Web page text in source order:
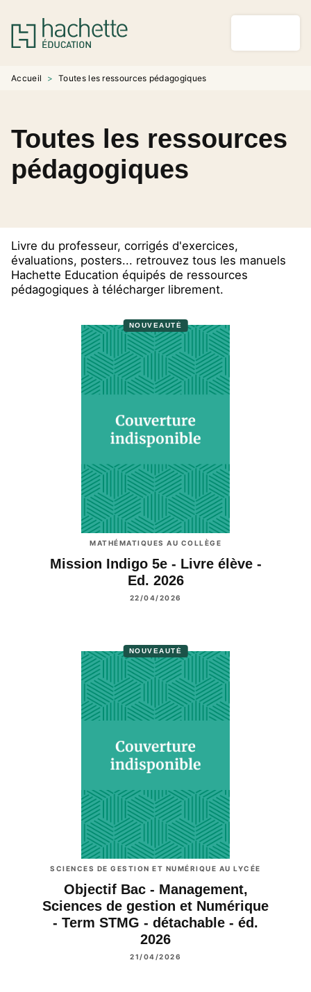
MENU RECHERCHE
PIED DE PAGE
Accueil > Toutes les ressources pédagogiques
Toutes les ressources
pédagogiques
Livre du professeur, corrigés d'exercices,
évaluations, posters... retrouvez tous les manuels
Hachette Education équipés de ressources
pédagogiques à télécharger librement.
NOUVEAUTÉ
MATHÉMATIQUES AU COLLÈGE
Mission Indigo 5e - Livre élève -
Ed. 2026
22/04/2026
NOUVEAUTÉ
SCIENCES DE GESTION ET NUMÉRIQUE AU LYCÉE
Objectif Bac - Management,
Sciences de gestion et Numérique
- Term STMG - détachable - éd.
2026
21/04/2026